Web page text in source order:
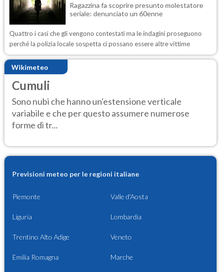
Ragazzina fa scoprire presunto molestatore
seriale: denunciato un 60enne
Quattro i casi che gli vengono contestati ma le indagini proseguono
perché la polizia locale sospetta ci possano essere altre vittime
Wikimeteo
Cumuli
Sono nubi che hanno un'estensione verticale
variabile e che per questo assumere numerose
forme di tr...
Previsioni meteo per le regioni italiane
Piemonte Valle d'Aosta
Liguria Lombardia
Trentino Alto Adige Veneto
Emilia Romagna Marche